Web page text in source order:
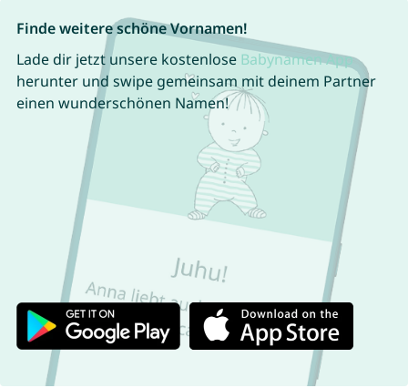
Finde weitere schöne Vornamen!
Lade dir jetzt unsere kostenlose Babynamen App
herunter und swipe gemeinsam mit deinem Partner
einen wunderschönen Namen!